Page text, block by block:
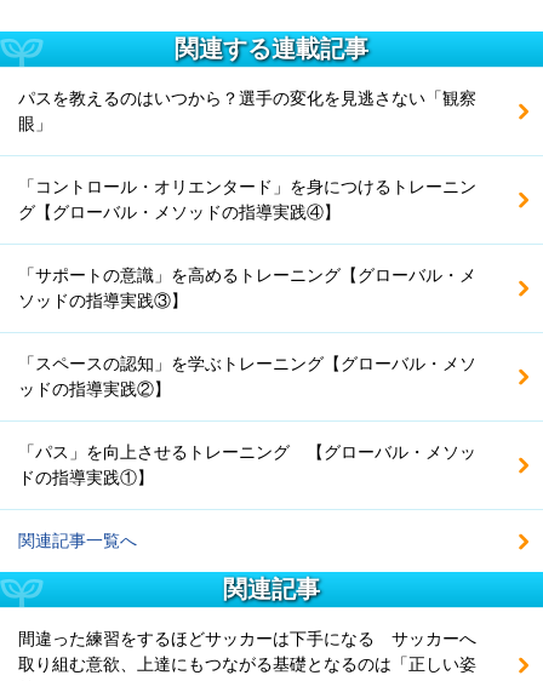
関連する連載記事
パスを教えるのはいつから？選手の変化を見逃さない「観察
眼」
「コントロール・オリエンタード」を身につけるトレーニン
グ【グローバル・メソッドの指導実践④】
「サポートの意識」を高めるトレーニング【グローバル・メ
ソッドの指導実践③】
「スペースの認知」を学ぶトレーニング【グローバル・メソ
ッドの指導実践②】
「パス」を向上させるトレーニング 【グローバル・メソッ
ドの指導実践①】
関連記事一覧へ
関連記事
間違った練習をするほどサッカーは下手になる サッカーへ
取り組む意欲、上達にもつながる基礎となるのは「正しい姿